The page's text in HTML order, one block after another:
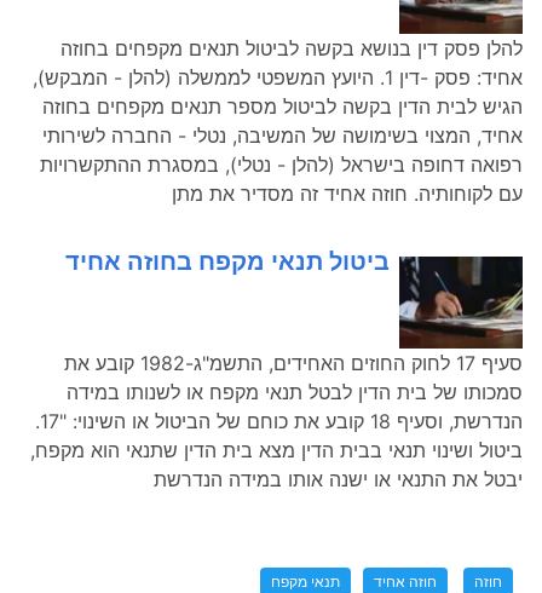
להלן פסק דין בנושא בקשה לביטול תנאים מקפחים בחוזה
אחיד: פסק -דין 1. היועץ המשפטי לממשלה (להלן - המבקש),
הגיש לבית הדין בקשה לביטול מספר תנאים מקפחים בחוזה
אחיד, המצוי בשימושה של המשיבה, נטלי - החברה לשירותי
רפואה דחופה בישראל (להלן - נטלי), במסגרת ההתקשרויות
עם לקוחותיה. חוזה אחיד זה מסדיר את מתן
ביטול תנאי מקפח בחוזה אחיד
סעיף 17 לחוק החוזים האחידים, התשמ"ג-1982 קובע את
סמכותו של בית הדין לבטל תנאי מקפח או לשנותו במידה
הנדרשת, וסעיף 18 קובע את כוחם של הביטול או השינוי: "17.
ביטול ושינוי תנאי בבית הדין מצא בית הדין שתנאי הוא מקפח,
יבטל את התנאי או ישנה אותו במידה הנדרשת
חוזה חוזה אחיד תנאי מקפח